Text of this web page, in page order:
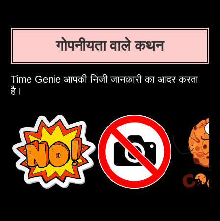
गोपनीयता वाले कथन
Time Genie आपकी निजी जानकारी का आदर करता
है।